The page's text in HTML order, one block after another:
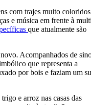
com trajes muito
e música em frente à
que atualmente são
Acompanhados de
que representa a
por bois e faziam um
e arroz nas casas das